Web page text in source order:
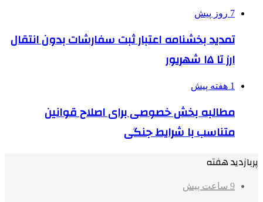
7 روز پیش
تمدید بخشنامه اعتبار ثبت سفارشات بدون انتقال
ارز تا ۱۵ شهریور
1 هفته پیش
مطالبه بخش خصوصی برای اصلاح قوانین
متناسب با شرایط جنگی
پربازدید هفته
9 ساعت پیش